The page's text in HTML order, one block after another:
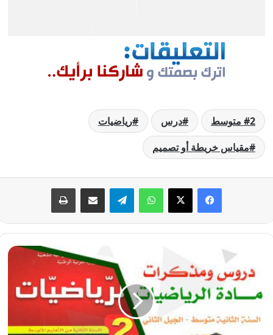
2 متوسط درس
رياضيات
مقياس خريطة أو تصميم
فيسبوك
‫X واتسابتيلقراممشاركة عبر البريد طباعة
حساب
نسبة
مئوية
مادة